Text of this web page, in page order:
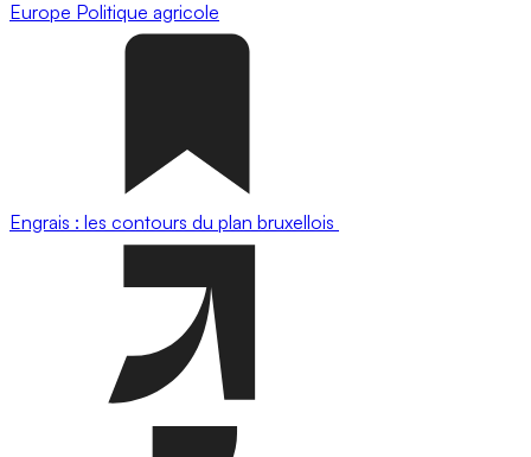
Europe Politique agricole
Engrais : les contours du plan bruxellois